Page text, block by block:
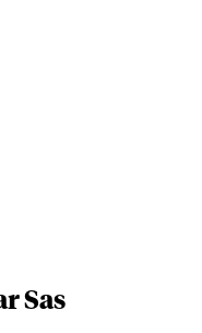
Sas